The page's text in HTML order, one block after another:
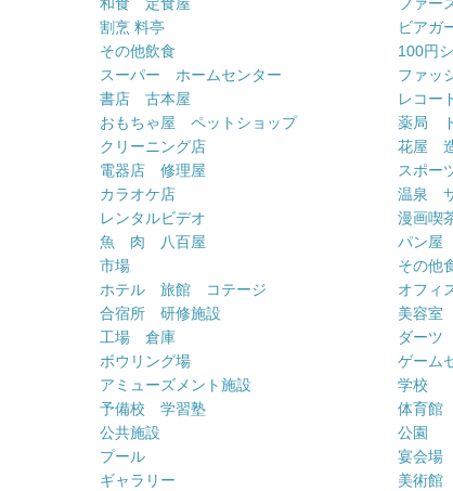
割烹 料亭
ビアガ
その他飲食
100円
スーパー ホームセンター
ファッ
書店 古本屋
レコー
おもちゃ屋 ペットショップ
薬局
クリーニング店
花屋
電器店 修理屋
スポー
カラオケ店
温泉
レンタルビデオ
漫画喫
魚 肉 八百屋
パン屋
市場
その他
ホテル 旅館 コテージ
オフィ
合宿所 研修施設
美容室
工場 倉庫
ダーツ
ボウリング場
ゲーム
アミューズメント施設
学校
予備校 学習塾
体育館
公共施設
公園
プール
宴会場
ギャラリー 美術館